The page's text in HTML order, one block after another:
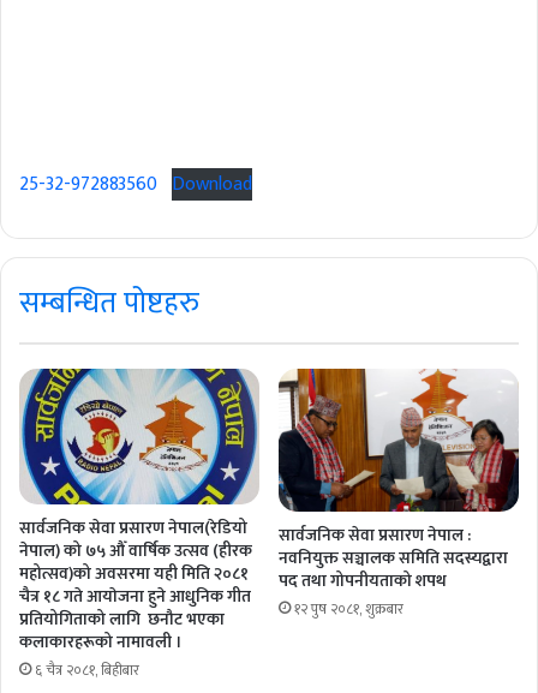
25-32-972883560 Download
सम्बन्धित पोष्टहरु
सार्वजनिक सेवा प्रसारण नेपाल(रेडियो
नेपाल) को ७५ औँ वार्षिक उत्सव (हीरक
महोत्सव)को अवसरमा यही मिति २०८१
चैत्र १८ गते आयाेजना हुने आधुनिक गीत
प्रतियोगिताको लागि छनौट भएका
कलाकारहरूको नामावली ।
६ चैत्र २०८१, बिहीबार
सार्वजनिक सेवा प्रसारण नेपाल :
नवनियुक्त सञ्चालक समिति सदस्यद्वारा
पद तथा गोपनीयताको शपथ
१२ पुष २०८१, शुक्रबार